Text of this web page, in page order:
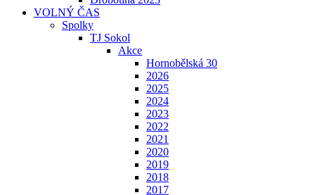
VOLNÝ ČAS
Spolky
TJ Sokol
Akce
Hornobělská 30
2026
2025
2024
2023
2022
2021
2020
2019
2018
2017